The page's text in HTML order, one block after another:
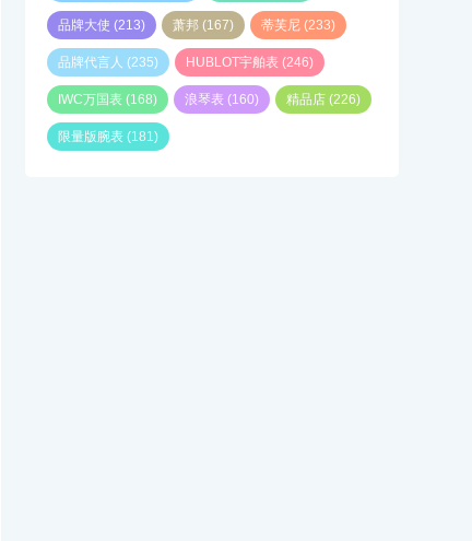
品牌大使 (213) 萧邦 (167) 蒂芙尼 (233)
品牌代言人 (235) HUBLOT宇舶表 (246)
IWC万国表 (168) 浪琴表 (160) 精品店 (226)
限量版腕表 (181)